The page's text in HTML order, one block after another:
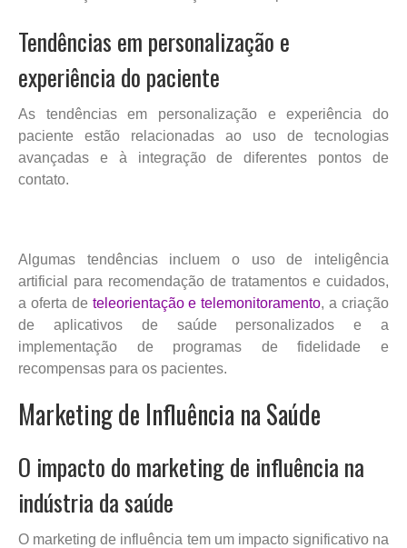
Tendências em personalização e
experiência do paciente
As tendências em personalização e experiência do
paciente estão relacionadas ao uso de tecnologias
avançadas e à integração de diferentes pontos de
contato.
Algumas tendências incluem o uso de inteligência
artificial para recomendação de tratamentos e cuidados,
a oferta de teleorientação e telemonitoramento, a criação
de aplicativos de saúde personalizados e a
implementação de programas de fidelidade e
recompensas para os pacientes.
Marketing de Influência na Saúde
O impacto do marketing de influência na
indústria da saúde
O marketing de influência tem um impacto significativo na